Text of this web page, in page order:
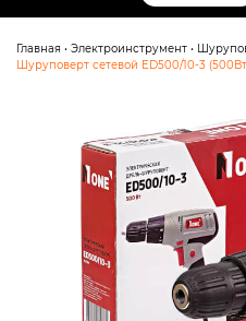
Главная • Электроинструмент •
Шуруповерт сетевой ED500/10-3